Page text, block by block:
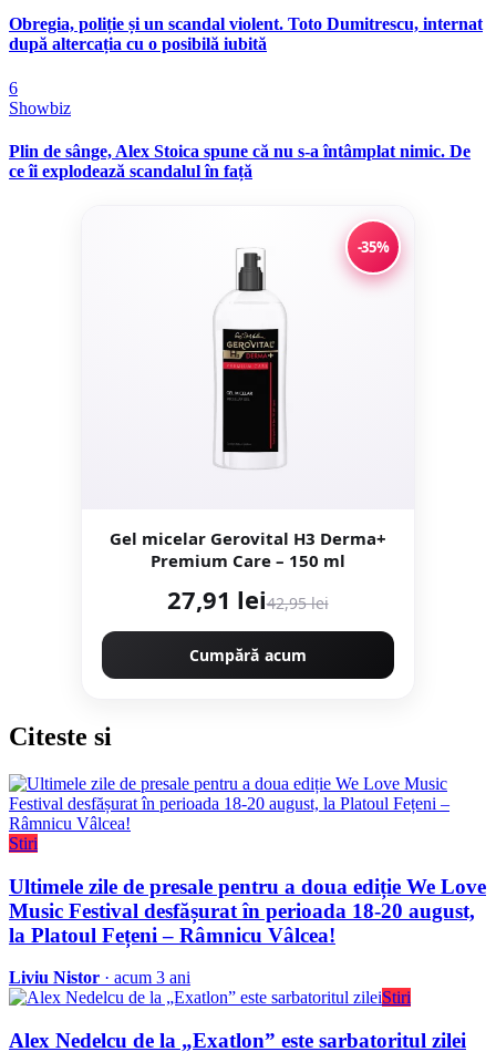
Obregia, poliție și un scandal violent. Toto Dumitrescu, internat
după altercația cu o posibilă iubită
6
Showbiz
Plin de sânge, Alex Stoica spune că nu s-a întâmplat nimic. De
ce îi explodează scandalul în față
-35%
Gel micelar Gerovital H3 Derma+
Premium Care – 150 ml
27,91 lei42,95 lei
Cumpără acum
Citeste si
Stiri
Ultimele zile de presale pentru a doua ediție We Love
Music Festival desfășurat în perioada 18-20 august,
la Platoul Fețeni – Râmnicu Vâlcea!
Liviu Nistor · acum 3 ani
Stiri
Alex Nedelcu de la „Exatlon” este sarbatoritul zilei